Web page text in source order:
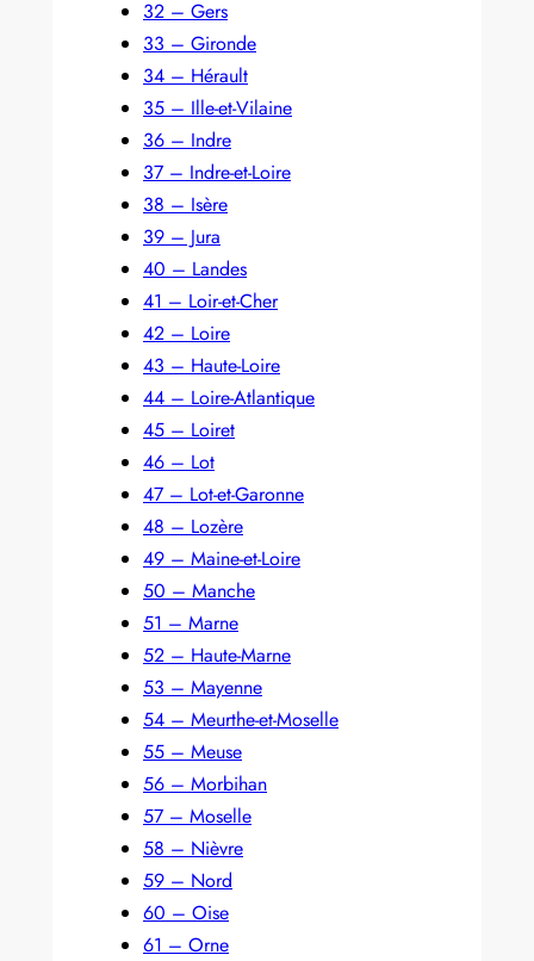
32 – Gers
33 – Gironde
34 – Hérault
35 – Ille-et-Vilaine
36 – Indre
37 – Indre-et-Loire
38 – Isère
39 – Jura
40 – Landes
41 – Loir-et-Cher
42 – Loire
43 – Haute-Loire
44 – Loire-Atlantique
45 – Loiret
46 – Lot
47 – Lot-et-Garonne
48 – Lozère
49 – Maine-et-Loire
50 – Manche
51 – Marne
52 – Haute-Marne
53 – Mayenne
54 – Meurthe-et-Moselle
55 – Meuse
56 – Morbihan
57 – Moselle
58 – Nièvre
59 – Nord
60 – Oise
61 – Orne